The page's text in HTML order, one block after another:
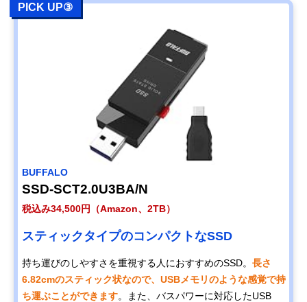
PICK UP③
BUFFALO
SSD-SCT2.0U3BA/N
税込み34,500円（Amazon、2TB）
スティックタイプのコンパクトなSSD
持ち運びのしやすさを重視する人におすすめのSSD。 長さ
6.82cmのスティック状なので、USBメモリのような感覚で持
ち運ぶことができます。また、バスパワーに対応したUSB